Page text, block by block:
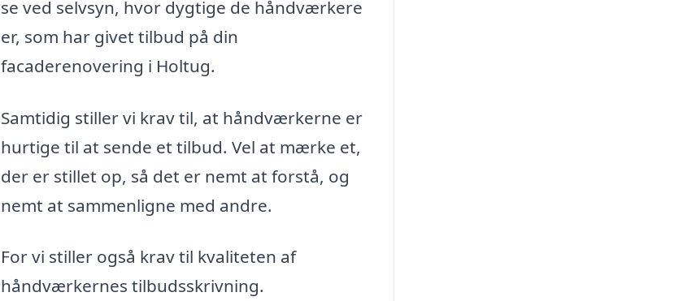
se ved selvsyn, hvor dygtige de håndværkere
er, som har givet tilbud på din
facaderenovering i Holtug.
Samtidig stiller vi krav til, at håndværkerne er
hurtige til at sende et tilbud. Vel at mærke et,
der er stillet op, så det er nemt at forstå, og
nemt at sammenligne med andre.
For vi stiller også krav til kvaliteten af
håndværkernes tilbudsskrivning.